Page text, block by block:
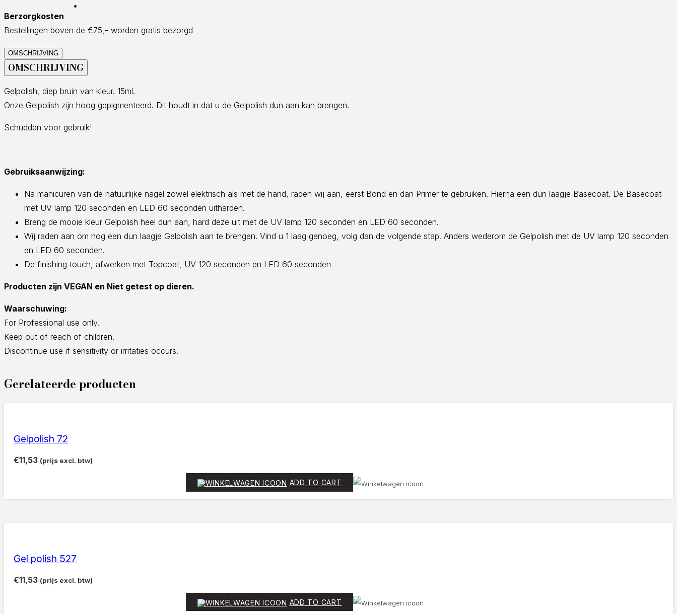
Berzorgkosten
Bestellingen boven de €75,- worden gratis bezorgd
OMSCHRIJVING
OMSCHRIJVING
Gelpolish, diep bruin van kleur. 15ml.
Onze Gelpolish zijn hoog gepigmenteerd. Dit houdt in dat u de Gelpolish dun aan kan brengen.
Schudden voor gebruik!
Gebruiksaanwijzing:
Na manicuren van de natuurlijke nagel zowel elektrisch als met de hand, raden wij aan, eerst Bond en dan Primer te gebruiken. Hierna een dun laagje Basecoat. De Basecoat
met UV lamp 120 seconden en LED 60 seconden uitharden.
Breng de mooie kleur Gelpolish heel dun aan, hard deze uit met de UV lamp 120 seconden en LED 60 seconden.
Wij raden aan om nog een dun laagje Gelpolish aan te brengen. Vind u 1 laag genoeg, volg dan de volgende stap. Anders wederom de Gelpolish met de UV lamp 120 seconden
en LED 60 seconden.
De finishing touch, afwerken met Topcoat, UV 120 seconden en LED 60 seconden
Producten zijn VEGAN en Niet getest op dieren.
Waarschuwing:
For Professional use only.
Keep out of reach of children.
Discontinue use if sensitivity or irritaties occurs.
Gerelateerde producten
Gelpolish 72
€11,53 (prijs excl. btw)
ADD TO CART
Gel polish 527
€11,53 (prijs excl. btw)
ADD TO CART